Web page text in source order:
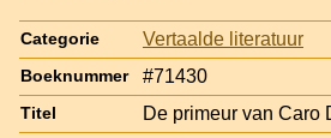
Categorie Vertaalde literatuur
Boeknummer #71430
Titel De primeur van Caro